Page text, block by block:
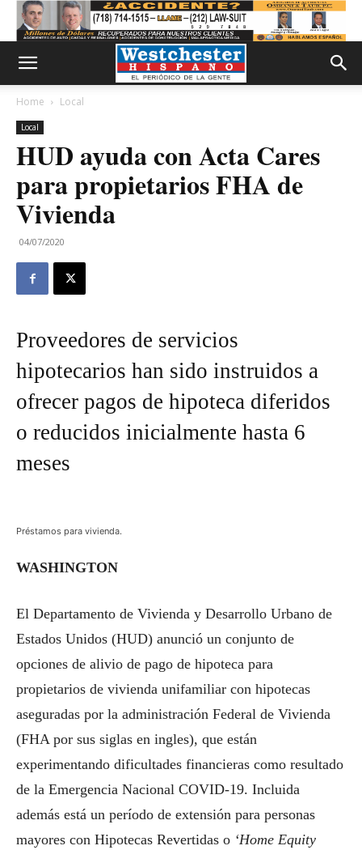
Home Local
Local
HUD ayuda con Acta Cares
para propietarios FHA de
Vivienda
04/07/2020
Proveedores de servicios
hipotecarios han sido instruidos a
ofrecer pagos de hipoteca diferidos
o reducidos inicialmente hasta 6
meses
Préstamos para vivienda.
WASHINGTON
El Departamento de Vivienda y Desarrollo Urbano de
Estados Unidos (HUD) anunció un conjunto de
opciones de alivio de pago de hipoteca para
propietarios de vivienda unifamiliar con hipotecas
aseguradas por la administración Federal de Vivienda
(FHA por sus siglas en ingles), que están
experimentando dificultades financieras como resultado
de la Emergencia Nacional COVID-19. Incluida
además está un período de extensión para personas
mayores con Hipotecas Revertidas o ‘Home Equity